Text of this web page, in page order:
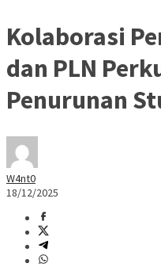
Kolaborasi
dan PLN
Penurunan
W4nt0
18/12/2025